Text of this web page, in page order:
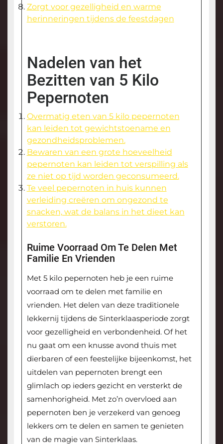
Zorgt voor gezelligheid en warme
herinneringen tijdens de feestdagen
Nadelen van het
Bezitten van 5 Kilo
Pepernoten
Overmatig eten van 5 kilo pepernoten
kan leiden tot gewichtstoename en
gezondheidsproblemen.
Bewaren van een grote hoeveelheid
pepernoten kan leiden tot verspilling als
ze niet op tijd worden geconsumeerd.
Te veel pepernoten in huis kunnen
verleiding creëren om ongezond te
snacken, wat de balans in het dieet kan
verstoren.
Ruime Voorraad Om Te Delen Met
Familie En Vrienden
Met 5 kilo pepernoten heb je een ruime
voorraad om te delen met familie en
vrienden. Het delen van deze traditionele
lekkernij tijdens de Sinterklaasperiode zorgt
voor gezelligheid en verbondenheid. Of het
nu gaat om een knusse avond thuis met
dierbaren of een feestelijke bijeenkomst, het
uitdelen van pepernoten brengt een
glimlach op ieders gezicht en versterkt de
samenhorigheid. Met zo’n overvloed aan
pepernoten ben je verzekerd van genoeg
lekkers om te delen en samen te genieten
van de magie van Sinterklaas.